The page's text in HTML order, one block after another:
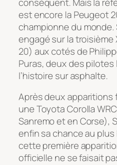
est encore la Peugeot
championne du
engagé sur la troisième
20) aux cotés de
Puras, deux des
l’histoire sur asphalte.
Après deux apparitions
une Toyota Corolla
Sanremo et en Corse),
enfin sa chance au
cette première
officielle ne se faisait